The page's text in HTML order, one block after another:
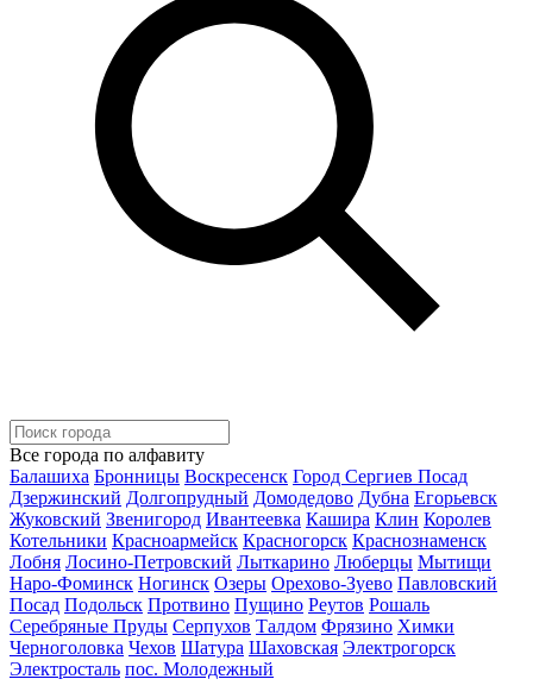
Все города по алфавиту
Балашиха Бронницы Воскресенск Город Сергиев Посад
Дзержинский Долгопрудный Домодедово Дубна Егорьевск
Жуковский Звенигород Ивантеевка Кашира Клин Королев
Котельники Красноармейск Красногорск Краснознаменск
Лобня Лосино-Петровский Лыткарино Люберцы Мытищи
Наро-Фоминск Ногинск Озеры Орехово-Зуево Павловский
Посад Подольск Протвино Пущино Реутов Рошаль
Серебряные Пруды Серпухов Талдом Фрязино Химки
Черноголовка Чехов Шатура Шаховская Электрогорск
Электросталь пос. Молодежный